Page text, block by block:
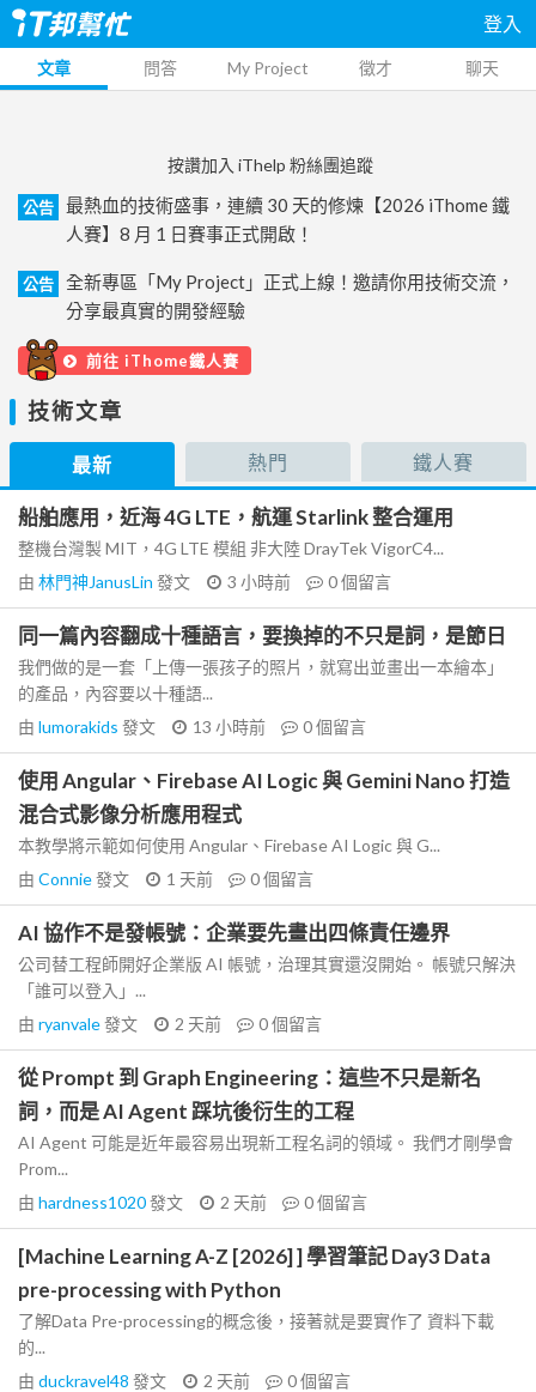
登入
文章 問答 My Project 徵才 聊天
按讚加入 iThelp 粉絲團追蹤
公告
最熱血的技術盛事，連續 30 天的修煉【2026 iThome 鐵
人賽】8 月 1 日賽事正式開啟！
公告
全新專區「My Project」正式上線！邀請你用技術交流，
分享最真實的開發經驗
前往 iThome鐵人賽
技術文章
最新 熱門 鐵人賽
船舶應用，近海 4G LTE，航運 Starlink 整合運用
整機台灣製 MIT，4G LTE 模組 非大陸 DrayTek VigorC4...
由 林門神JanusLin 發文 3 小時前 0個留言
同一篇內容翻成十種語言，要換掉的不只是詞，是節日
我們做的是一套「上傳一張孩子的照片，就寫出並畫出一本繪本」
的產品，內容要以十種語...
由 lumorakids 發文 13 小時前 0個留言
使用 Angular、Firebase AI Logic 與 Gemini Nano 打造
混合式影像分析應用程式
本教學將示範如何使用 Angular、Firebase AI Logic 與 G...
由 Connie發文 1 天前 0個留言
AI 協作不是發帳號：企業要先畫出四條責任邊界
公司替工程師開好企業版 AI 帳號，治理其實還沒開始。 帳號只解決
「誰可以登入」...
由 ryanvale發文 2 天前 0個留言
從 Prompt 到 Graph Engineering：這些不只是新名
詞，而是 AI Agent 踩坑後衍生的工程
AI Agent 可能是近年最容易出現新工程名詞的領域。 我們才剛學會
Prom...
由 hardness1020發文 2 天前 0個留言
[Machine Learning A-Z [2026] ] 學習筆記 Day3 Data
pre-processing with Python
了解Data Pre-processing的概念後，接著就是要實作了 資料下載
的...
由 duckravel48 發文 2 天前 0個留言